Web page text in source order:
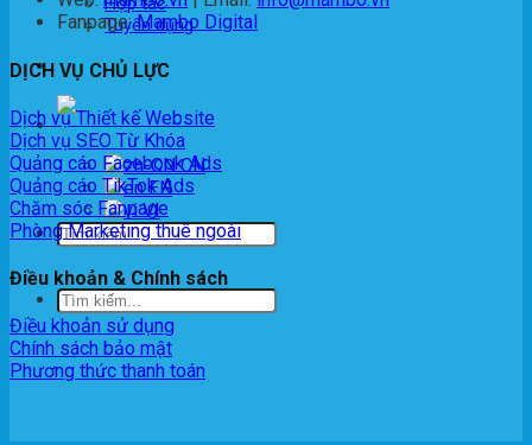
Tuyển dụng
Liên Hệ
VI
EN
VI
Fanpage:Mambo Digital
DỊCH VỤ CHỦ LỰC
Dịch vụ Thiết kế Website
Dịch vụ SEO Từ Khóa
Quảng cáo Facebook Ads
Quảng cáo TikTok Ads
Chăm sóc Fanpage
Phòng Marketing thuê ngoài
Điều khoản & Chính sách
Điều khoản sử dụng
Chính sách bảo mật
Phương thức thanh toán